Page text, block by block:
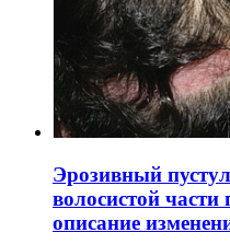
Эрозивный
волосистой
описание